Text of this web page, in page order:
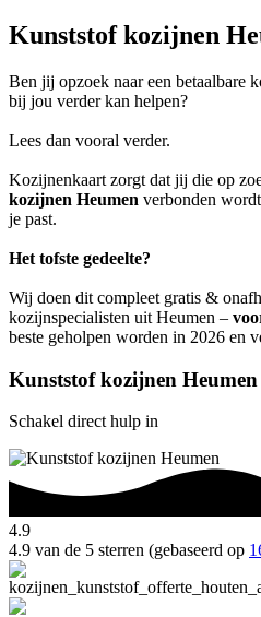
Kunststof kozijnen
Ben jij opzoek naar een betaalbare
bij jou verder kan helpen?
Lees dan vooral verder.
Kozijnenkaart zorgt dat jij die op
kozijnen Heumen verbonden
je past.
Het tofste gedeelte?
Wij doen dit compleet gratis &
kozijnspecialisten uit Heumen –
beste geholpen worden in 2026 en
Kunststof kozijnen
Schakel direct hulp in
4.9
4.9 van de 5 sterren (gebaseerd op